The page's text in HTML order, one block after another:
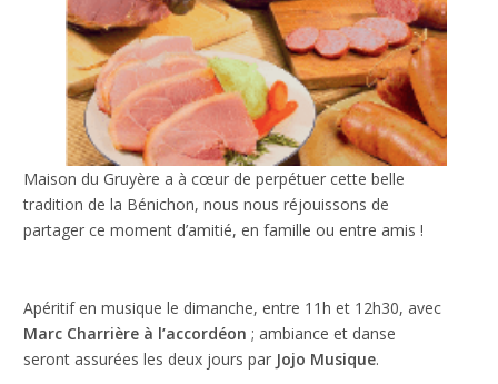
Maison du Gruyère a à cœur de perpétuer cette belle
tradition de la Bénichon, nous nous réjouissons de
partager ce moment d’amitié, en famille ou entre amis !
Apéritif en musique le dimanche, entre 11h et 12h30, avec
Marc Charrière à l’accordéon ; ambiance et danse
seront assurées les deux jours par Jojo Musique.
Nécessaire
Ces cookies ne
sont pas
facultatifs. Ils
sont
fonctionnement
du site Web.
Statistiques
Afin que
nous
puissions